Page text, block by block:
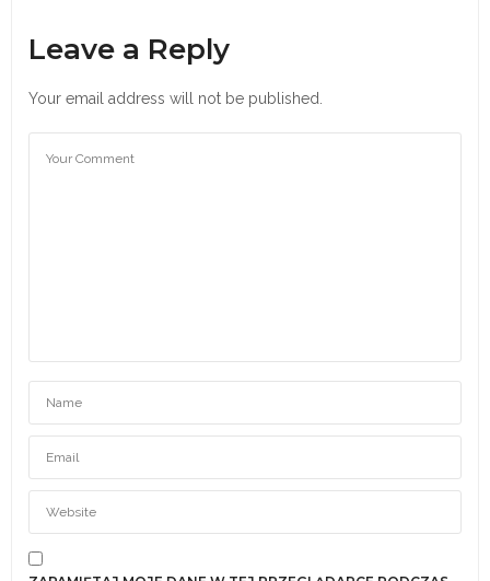
Leave a Reply
Your email address will not be published.